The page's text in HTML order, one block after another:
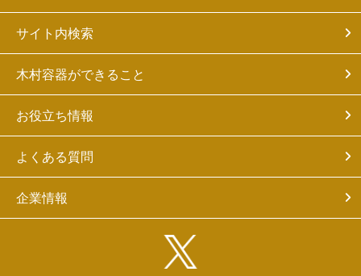
サイト内検索
木村容器ができること
お役立ち情報
よくある質問
企業情報